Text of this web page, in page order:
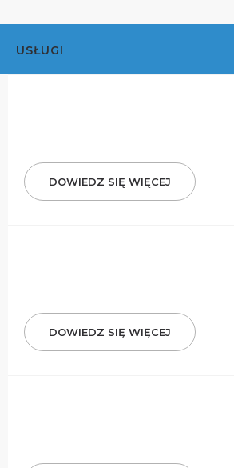
USŁUGI
DOWIEDZ SIĘ WIĘCEJ
DOWIEDZ SIĘ WIĘCEJ